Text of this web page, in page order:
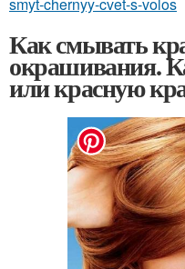
smyt-chernyy-cvet-s-volos
Как смывать
окрашивания.
или красную